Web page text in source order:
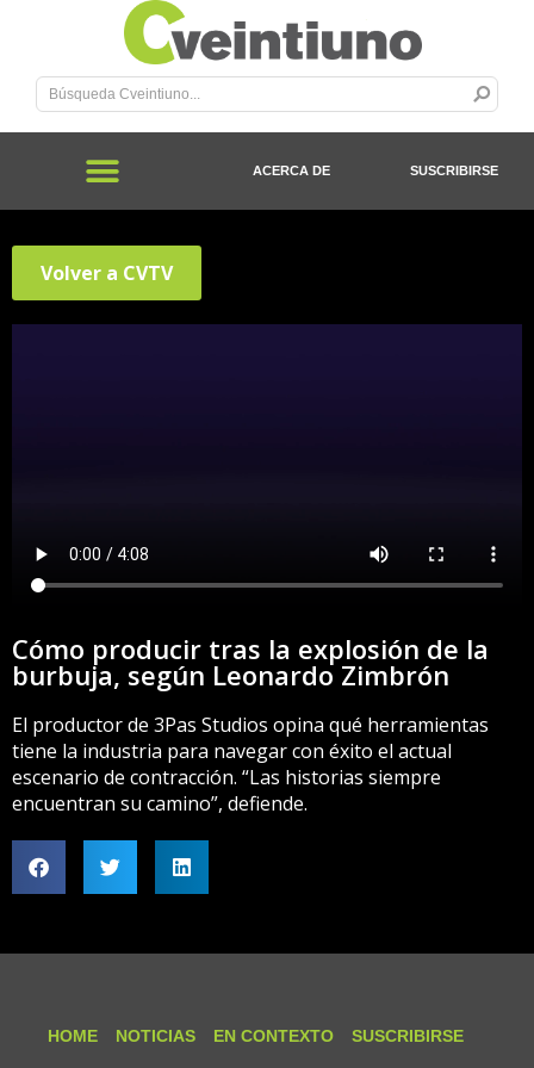
ACERCA DE SUSCRIBIRSE
Volver a CVTV
Cómo producir tras la explosión de la
burbuja, según Leonardo Zimbrón
El productor de 3Pas Studios opina qué herramientas
tiene la industria para navegar con éxito el actual
escenario de contracción. “Las historias siempre
encuentran su camino”, defiende.
HOME NOTICIAS EN CONTEXTO SUSCRIBIRSE